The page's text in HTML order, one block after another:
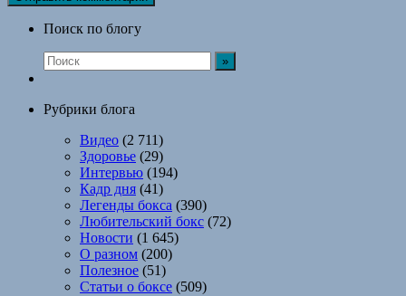
Поиск по блогу
Рубрики блога
Видео (2 711)
Здоровье (29)
Интервью (194)
Кадр дня (41)
Легенды бокса (390)
Любительский бокс (72)
Новости (1 645)
О разном (200)
Полезное (51)
Статьи о боксе (509)